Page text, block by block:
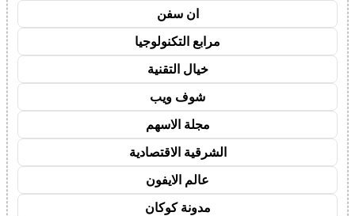
ان سفن
مرابع التكنولوجيا
خيال التقنية
شوف ويب
مجلة الاسهم
الشرقية الاقتصادية
عالم الايفون
مدونة كوكان